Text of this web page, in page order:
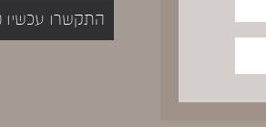
התקשרו עכשיו 052-5535400